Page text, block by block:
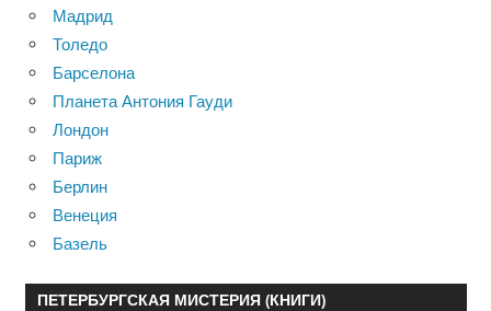
Мадрид
Толедо
Барселона
Планета Антония Гауди
Лондон
Париж
Берлин
Венеция
Базель
ПЕТЕРБУРГСКАЯ МИСТЕРИЯ (КНИГИ)